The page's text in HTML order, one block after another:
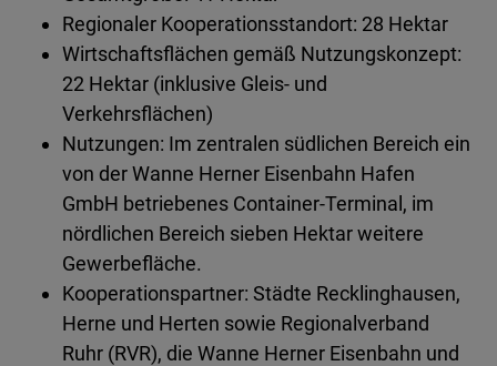
Regionaler Kooperationsstandort: 28 Hektar
Wirtschaftsflächen gemäß Nutzungskonzept:
22 Hektar (inklusive Gleis- und
Verkehrsflächen)
Nutzungen: Im zentralen südlichen Bereich ein
von der Wanne Herner Eisenbahn Hafen
GmbH betriebenes Container-Terminal, im
nördlichen Bereich sieben Hektar weitere
Gewerbefläche.
Kooperationspartner: Städte Recklinghausen,
Herne und Herten sowie Regionalverband
Ruhr (RVR), die Wanne Herner Eisenbahn und